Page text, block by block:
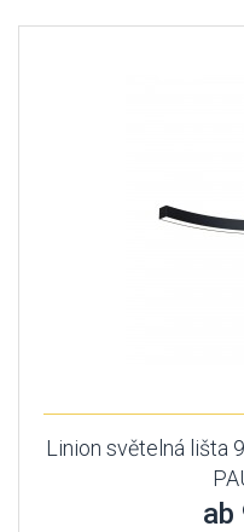
Linion světelná lišta
ab